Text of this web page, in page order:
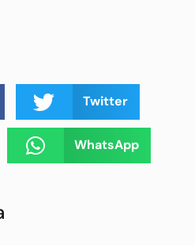
Twitter
WhatsApp